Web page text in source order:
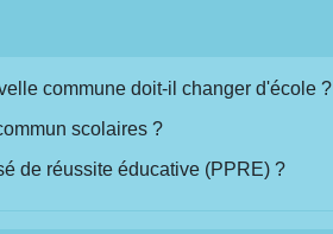
commune doit-il changer d'école ?
scolaires ?
de réussite éducative (PPRE) ?